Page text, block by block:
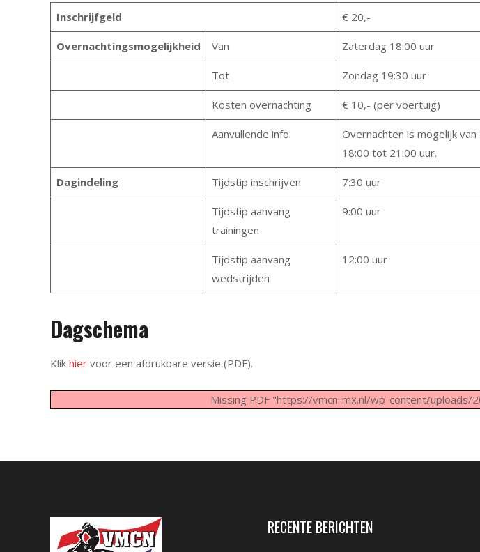
Inschrijfgeld € 20,-
Overnachtingsmogelijkheid Van Zaterdag 18:00 uur
Tot Zondag 19:30 uur
Kosten overnachting € 10,- (per voertuig)
Aanvullende info
Overnachten is mogelijk
18:00 tot 21:00 uur.
Dagindeling Tijdstip inschrijven 7:30 uur
Tijdstip aanvang
trainingen
9:00 uur
Tijdstip aanvang
wedstrijden
12:00 uur
Dagschema
Klik hier voor een afdrukbare versie (PDF).
Missing PDF "https://vmcn-mx.nl/wp-content/
RECENTE BERICHTEN